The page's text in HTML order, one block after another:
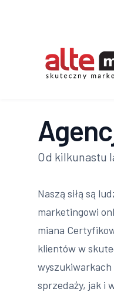
Od kilkunastu
Naszą siłą są
marketingowi
miana
klientów w
wyszukiwarkach
sprzedaży, jak i